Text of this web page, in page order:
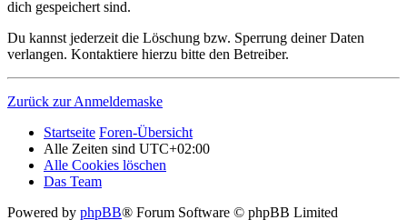
dich gespeichert sind.
Du kannst jederzeit die Löschung bzw. Sperrung deiner Daten
verlangen. Kontaktiere hierzu bitte den Betreiber.
Zurück zur Anmeldemaske
Startseite Foren-Übersicht
Alle Zeiten sind UTC+02:00
Alle Cookies löschen
Das Team
Powered by phpBB® Forum Software © phpBB Limited